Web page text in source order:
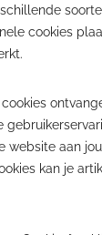
cookies
website aan
kan je
Ontvang je
wekelijkse